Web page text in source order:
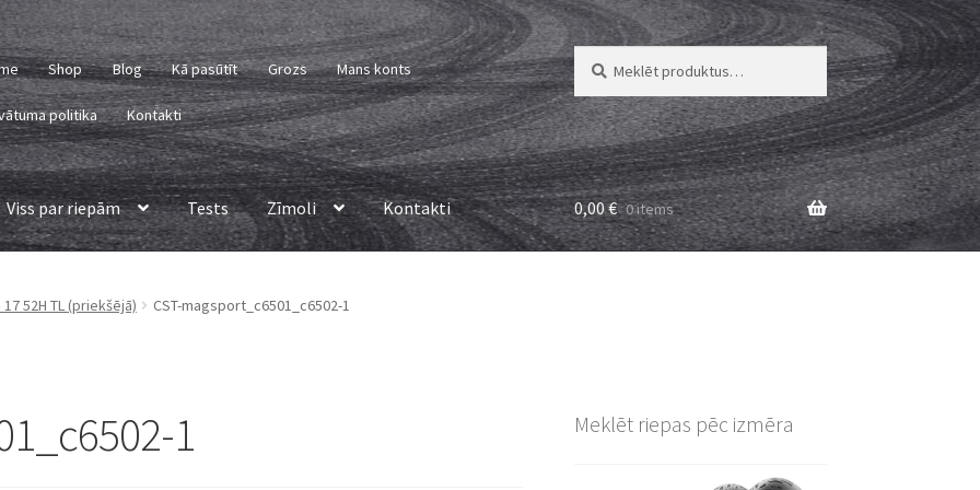
Shop Blog Kā pasūtīt Grozs Mans konts
politika Kontakti
Meklēt:
Meklēt
Viss par riepām Tests Zīmoli Kontakti 0,00€ 0 items
17 52H TL (priekšējā) CST-magsport_c6501_c6502-1
1 Meklēt riepas pēc izmēra